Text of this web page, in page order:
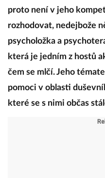
proto není v jeho
rozhodovat, nedejbože
psycholožka a
která je jedním z hostů
čem se mlčí. Jeho
pomoci v oblasti
které se s nimi občas